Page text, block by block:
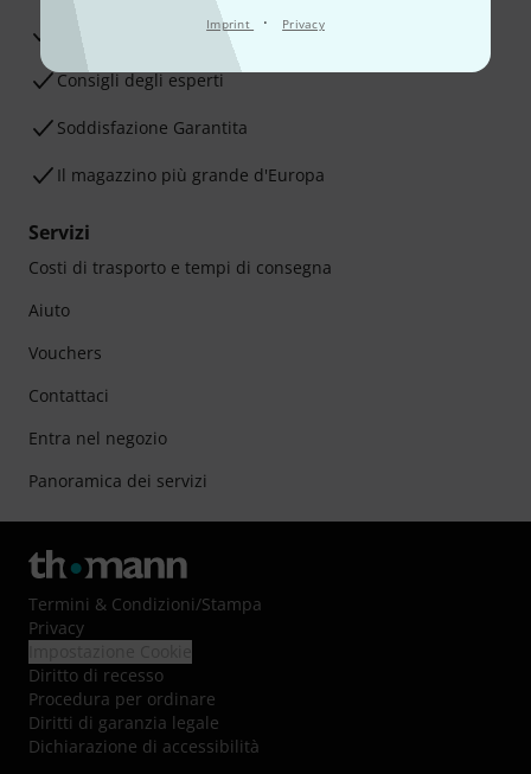
Imprint · Privacy
Servizio Riparazioni
Consigli degli esperti
Soddisfazione Garantita
Il magazzino più grande d'Europa
Servizi
Costi di trasporto e tempi di consegna
Aiuto
Vouchers
Contattaci
Entra nel negozio
Panoramica dei servizi
Termini & Condizioni/Stampa
Privacy
Diritto di recesso
Procedura per ordinare
Diritti di garanzia legale
Dichiarazione di accessibilità